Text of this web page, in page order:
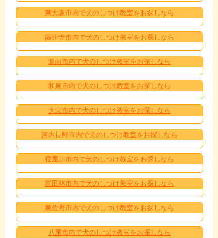
東大阪市内で犬のしつけ教室をお探しなら
藤井寺市内で犬のしつけ教室をお探しなら
箕面市内で犬のしつけ教室をお探しなら
和泉市内で犬のしつけ教室をお探しなら
大東市内で犬のしつけ教室をお探しなら
河内長野市内で犬のしつけ教室をお探しなら
寝屋川市内で犬のしつけ教室をお探しなら
富田林市内で犬のしつけ教室をお探しなら
泉佐野市内で犬のしつけ教室をお探しなら
八尾市内で犬のしつけ教室をお探しなら